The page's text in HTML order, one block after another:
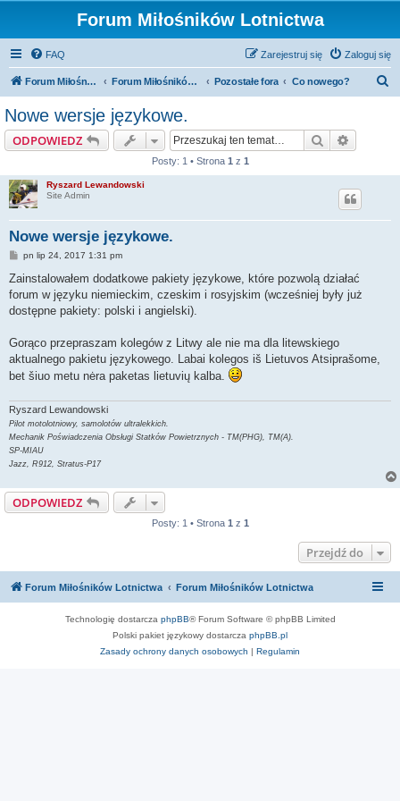
Forum Miłośników Lotnictwa
FAQ Zaloguj się
Zarejestruj się
Forum Miłośników Lotnictwa Forum Miłośników Lotnictwa Pozostałe fora Co nowego?
Nowe wersje językowe.
ODPOWIEDZ Szukaj
Posty: 1 • Strona 1 z 1
Ryszard Lewandowski
Site Admin
Nowe wersje językowe.
P
s
pn lip 24, 2017 1:31 pm
Zainstalowałem dodatkowe pakiety językowe, które pozwolą działać
forum w języku niemieckim, czeskim i rosyjskim (wcześniej były już
dostępne pakiety: polski i angielski).
Gorąco przepraszam kolegów z Litwy ale nie ma dla litewskiego
aktualnego pakietu językowego. Labai kolegos iš Lietuvos Atsiprašome,
bet šiuo metu nėra paketas lietuvių kalba.
Ryszard Lewandowski
Pilot motolotniowy, samolotów ultralekkich.
Mechanik Poświadczenia Obsługi Statków Powietrznych - TM(PHG), TM(A).
SP-MIAU
Jazz, R912, Stratus-P17
ODPOWIEDZ
Posty: 1 • Strona 1 z 1
Przejdź do
Forum Miłośników Lotnictwa Forum Miłośników Lotnictwa
Technologię dostarcza phpBB® Forum Software © phpBB Limited
Polski pakiet językowy dostarcza phpBB.pl
Zasady ochrony danych osobowych | Regulamin